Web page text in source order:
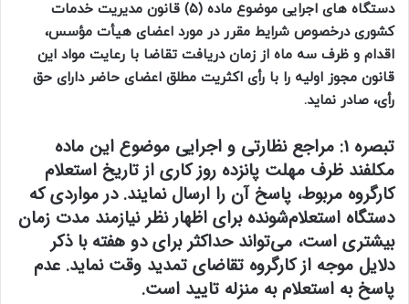
دستگاه های اجرایی موضوع ماده (۵) قانون مدیریت خدمات
کشوری درخصوص ‌‌‌‌‌‌‌شرایط مقرر در مورد اعضای هیأت مؤسس،
اقدام و ظرف سه ماه از زمان دریافت تقاضا با رعایت مواد این
قانون مجوز اولیه را با رأی اکثریت مطلق اعضای حاضر دارای حق
رأی، صادر نماید.
تبصره 1:
مراجع نظارتی و اجرایی موضوع این ماده
مکلفند ظرف مهلت پانزده روز کاری از تاریخ استعلام
کارگروه مربوط، پاسخ آن را ارسال نمایند. در مواردی که
دستگاه استعلام‌شونده برای اظهار نظر نیازمند مدت زمان
بیشتری است، می‌تواند حداکثر برای دو هفته با ذکر
دلایل موجه از کارگروه تقاضای تمدید وقت نماید. عدم
پاسخ به استعلام به منزله تایید است.